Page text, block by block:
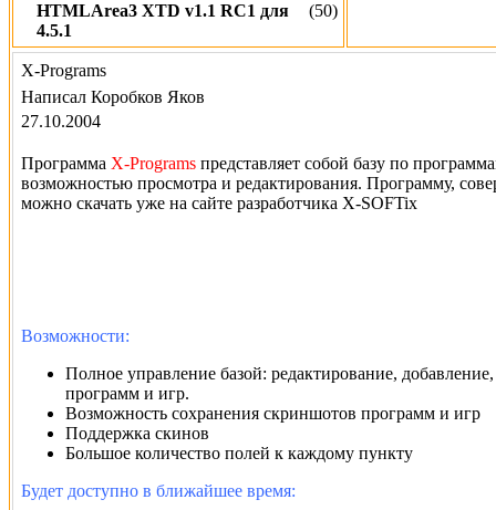
HTMLArea3 XTD v1.1 RC1 для
4.5.1
(50)
X-Programs
Написал Коробков Яков
27.10.2004
Программа X-Programs представляет собой базу по
возможностью просмотра и редактирования. Программу,
можно скачать уже на сайте разработчика X-SOFTix
Возможности:
Полное управление базой: редактирование,
программ и игр.
Возможность сохранения скриншотов программ и игр
Поддержка скинов
Большое количество полей к каждому пункту
Будет доступно в ближайшее время: